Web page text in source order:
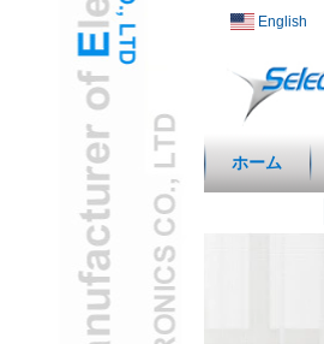
English
ホーム